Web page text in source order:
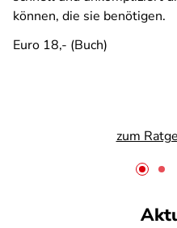
können, die sie benötigen.
Euro 18,- (Buch)
zum